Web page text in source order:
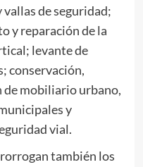
de seguridad;
y reparación de la
levante de
conservación,
mobiliario urbano,
y
vial.
también los